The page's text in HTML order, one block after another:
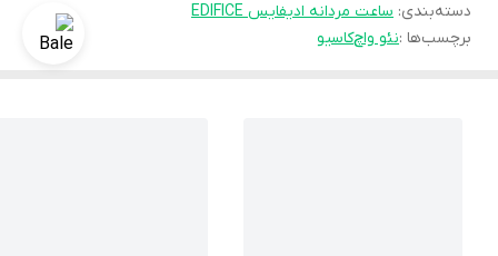
دسته‌بندی: ساعت مردانه ادیفایس EDIFICE
برچسب‌ها :نئو واچکاسیو